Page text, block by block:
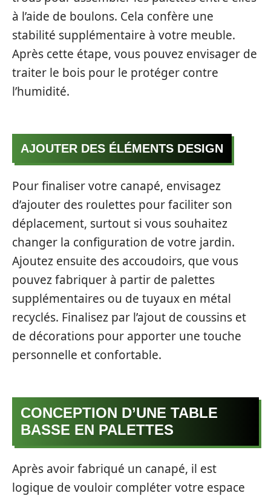
à l’aide de boulons. Cela confère une
stabilité supplémentaire à votre meuble.
Après cette étape, vous pouvez envisager de
traiter le bois pour le protéger contre
l’humidité.
AJOUTER DES ÉLÉMENTS DESIGN
Pour finaliser votre canapé, envisagez
d’ajouter des roulettes pour faciliter son
déplacement, surtout si vous souhaitez
changer la configuration de votre jardin.
Ajoutez ensuite des accoudoirs, que vous
pouvez fabriquer à partir de palettes
supplémentaires ou de tuyaux en métal
recyclés. Finalisez par l’ajout de coussins et
de décorations pour apporter une touche
personnelle et confortable.
CONCEPTION D’UNE TABLE
BASSE EN PALETTES
Après avoir fabriqué un canapé, il est
logique de vouloir compléter votre espace